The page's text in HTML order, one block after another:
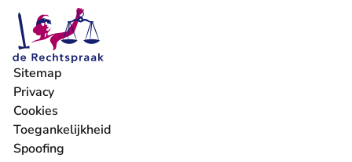
Sitemap
Privacy
Cookies
Toegankelijkheid
Spoofing